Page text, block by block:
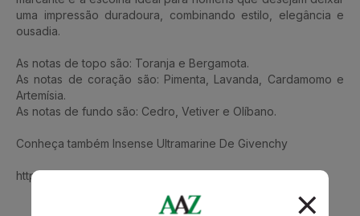
uma impressão duradoura, combinando estilo, elegância e
ousadia.
As notas de topo são: Toranja e Bergamota.
As notas de coração são: Pimenta, Lavanda, Cardamomo e
Artemísia.
As notas de fundo são: Cedro, Vetiver e Olíbano.
Conheça também Insense Ultramarine De Givenchy
https://www.aazperfumes.com.br/Givenchy